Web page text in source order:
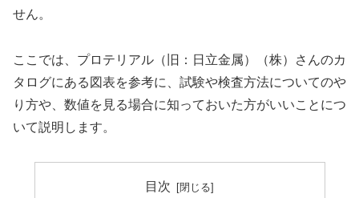
せん。
ここでは、プロテリアル（旧：日立金属）（株）さんのカ
タログにある図表を参考に、試験や検査方法についてのや
り方や、数値を見る場合に知っておいた方がいいことにつ
いて説明します。
目次